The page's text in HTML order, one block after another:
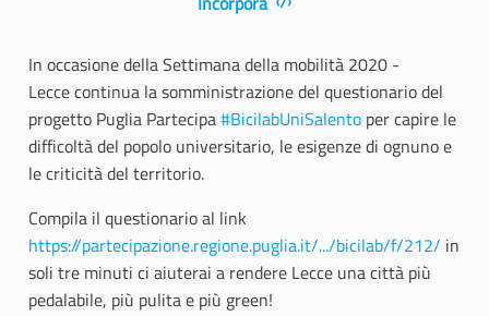
In occasione della Settimana della mobilità 2020 -
Lecce continua la somministrazione del questionario del
progetto Puglia Partecipa#BicilabUniSalento per capire le
difficoltà del popolo universitario, le esigenze di ognuno e
le criticità del territorio.
Compila il questionario al link
https://partecipazione.regione.puglia.it/.../bicilab/f/212/ in
soli tre minuti ci aiuterai a rendere Lecce una città più
pedalabile, più pulita e più green!